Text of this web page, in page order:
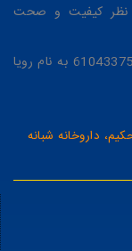
نظر کیفیت و صحت
شماره کارت جهت خرید محصولات : 6104337531945416 به نام رویا
داروخانه شبانه